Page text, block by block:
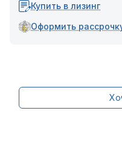
Купить в лизинг
Оформить